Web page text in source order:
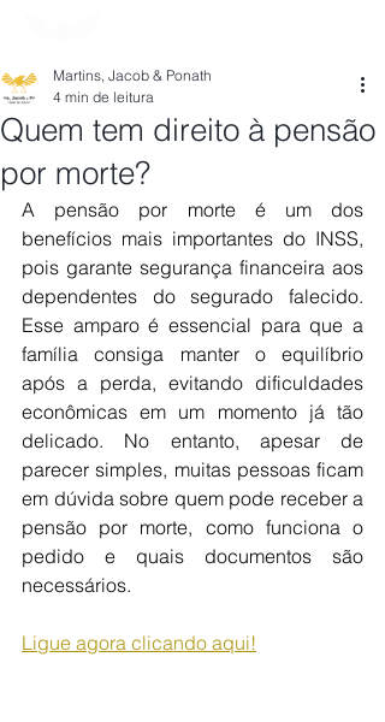
Quem tem direito à pensão
por morte?
Martins, Jacob & Ponath
4 min de leitura
A pensão por morte é um dos
benefícios mais importantes do INSS,
pois garante segurança financeira aos
dependentes do segurado falecido.
Esse amparo é essencial para que a
família consiga manter o equilíbrio
após a perda, evitando dificuldades
econômicas em um momento já tão
delicado. No entanto, apesar de
parecer simples, muitas pessoas ficam
em dúvida sobre quem pode receber a
pensão por morte, como funciona o
pedido e quais documentos são
necessários.
Ligue agora clicando aqui!